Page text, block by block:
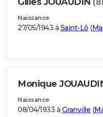
Naissance
27/05/1943 à Saint-Lô (
Monique
Naissance
08/04/1933 à Granville (